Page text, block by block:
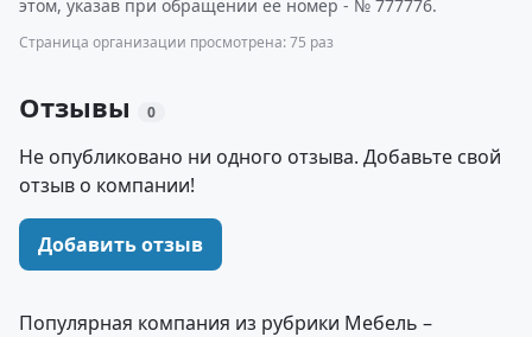
этом, указав при обращении ее номер - № 777776.
Страница организации просмотрена: 75 раз
Отзывы 0
Не опубликовано ни одного отзыва. Добавьте свой
отзыв о компании!
Добавить отзыв
Популярная компания из рубрики Мебель –